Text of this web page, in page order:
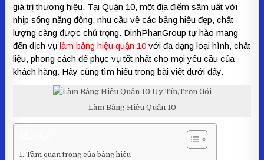
giá trị thương hiệu. Tại Quận 10, một địa điểm sầm uất với
nhịp sống năng động, nhu cầu về các bảng hiệu đẹp, chất
lượng càng được chú trọng. DinhPhanGroup tự hào mang
đến dịch vụlàm bảng hiệu quận 10 với đa dạng loại hình, chất
liệu, phong cách để phục vụ tốt nhất cho mọi yêu cầu của
khách hàng. Hãy cùng tìm hiểu trong bài viết dưới đây.
Làm Bảng Hiệu Quận 10
Tầm quan trọng của bảng hiệu